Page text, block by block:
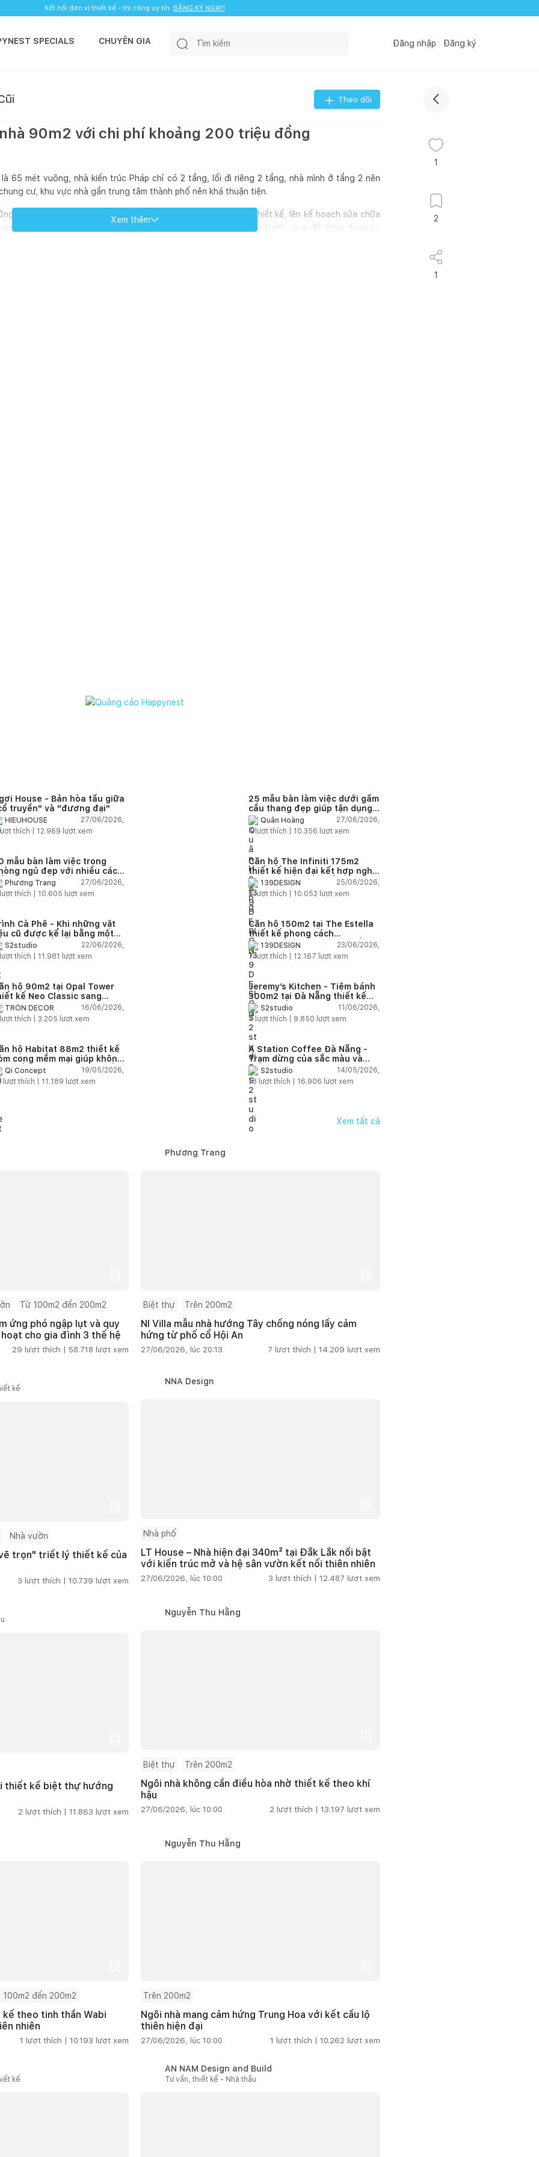
Kết nối đơn vị thiết kế - thi công uy tín. ĐĂNG KÝ NGAY!
SPECIALS CHUYÊN GIA Đăng nhập Đăng ký
Theo dõi
90m2 với chi phí khoảng 200 triệu đồng
65 mét vuông, nhà kiến trúc Pháp chỉ có 2 tầng, lối đi riêng 2 tầng, nhà mình ở tầng 2 nên
cư, khu vực nhà gần trung tâm thành phố nên khá thuận tiện.
nâng tổng diện tích sử dụng lên 90 m2 , nhà là do tự mình thiết kế, lên kế hoạch sửa chữa
sơn, màu nền viên gạch , cái đèn, vẽ từng món nội thất, in tranh, mua đồ dùng dụng cụ
Xem thêm
House - Bản hòa tấu giữa
truyền" và "đương đại"
HIEUHOUSE
27/06/2026,
thích | 12.969 lượt xem
25 mẫu bàn làm việc dưới gầm
cầu thang đẹp giúp tận dụng
diện tích tưởng chừng bị bỏ
quên
Quân Hoàng
27/06/2026,
4lượt thích | 10.356 lượt xem
mẫu bàn làm việc trong
ngủ đẹp với nhiều cách
trí thông minh cho mọi diện
Phương Trang
27/06/2026,
lượt thích | 10.605 lượt xem
Căn hộ The Infiniti 175m2
thiết kế hiện đại kết hợp nghệ
thuật Modern Art đầy cảm xúc
139DESIGN
25/06/2026,
6lượt thích | 10.052 lượt xem
Cà Phê - Khi những vật
cũ được kể lại bằng một
ngữ thiết kế mới
S2studio
22/06/2026,
lượt thích | 11.981 lượt xem
Căn hộ 150m2 tại The Estella
thiết kế phong cách
Farmhouse thanh lịch và ấm
áp
139DESIGN
23/06/2026,
7lượt thích | 12.167 lượt xem
hộ 90m2 tại Opal Tower
kế Neo Classic sang
cho gia đình trẻ
TRÒN DECOR
16/06/2026,
lượt thích | 3.205 lượt xem
Jeremy’s Kitchen - Tiệm bánh
300m2 tại Đà Nẵng thiết kế
phong cách công nghiệp hiện
đại ngập tràn ánh sáng tự
nhiên
S2studio
11/06/2026,
7 lượt thích | 9.850 lượt xem
hộ Habitat 88m2 thiết kế
cong mềm mại giúp không
sống hiện đại trở nên ấm
hơn
Qi Concept
19/05/2026,
lượt thích | 11.189 lượt xem
A Station Coffee Đà Nẵng -
Trạm dừng của sắc màu và
cảm hứng
S2studio
14/05/2026,
18 lượt thích | 16.906 lượt xem
Xem tất cả
Từ 100m2 đến 200m2
ứng phó ngập lụt và quy
cho gia đình 3 thế hệ
29 lượt thích | 58.718 lượt xem
Phương Trang
Biệt thự Trên 200m2
NI Villa mẫu nhà hướng Tây chống nóng lấy cảm
hứng từ phố cổ Hội An
27/06/2026, lúc 20:13 7 lượt thích | 14.209 lượt xem
kế
Nhà vườn
trọn" triết lý thiết kế của
3 lượt thích | 10.739 lượt xem
NNA Design
Nhà phố
LT House – Nhà hiện đại 340m² tại Đắk Lắk nổi bật
với kiến trúc mở và hệ sân vườn kết nối thiên nhiên
27/06/2026, lúc 10:00 3 lượt thích | 12.487 lượt xem
thiết kế biệt thự hướng
2 lượt thích | 11.863 lượt xem
Nguyễn Thu Hằng
Biệt thự Trên 200m2
Ngôi nhà không cần điều hòa nhờ thiết kế theo khí
hậu
27/06/2026, lúc 10:00 2 lượt thích | 13.197 lượt xem
100m2 đến 200m2
theo tinh thần Wabi
nhiên
1 lượt thích | 10.193 lượt xem
Nguyễn Thu Hằng
Trên 200m2
Ngôi nhà mang cảm hứng Trung Hoa với kết cấu lộ
thiên hiện đại
27/06/2026, lúc 10:00 1 lượt thích | 10.262 lượt xem
kế
AN NAM Design and Build
Tư vấn, thiết kế - Nhà thầu
1
2
1